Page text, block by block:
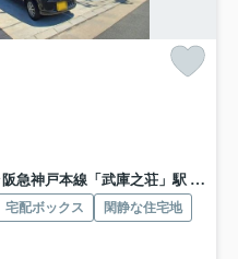
阪急神戸本線「武庫之荘」駅 バス20分 阪神バス「七松町２丁目」 停歩3分
宅配ボックス
閑静な住宅地